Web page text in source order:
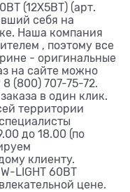
(12Х5ВТ) (арт.
себя на
Наша компания
, поэтому все
- оригинальные
на сайте можно
(800) 707-75-72.
в один клик.
территории
до 18.00 (по
клиенту.
LIGHT 60ВТ
цене.